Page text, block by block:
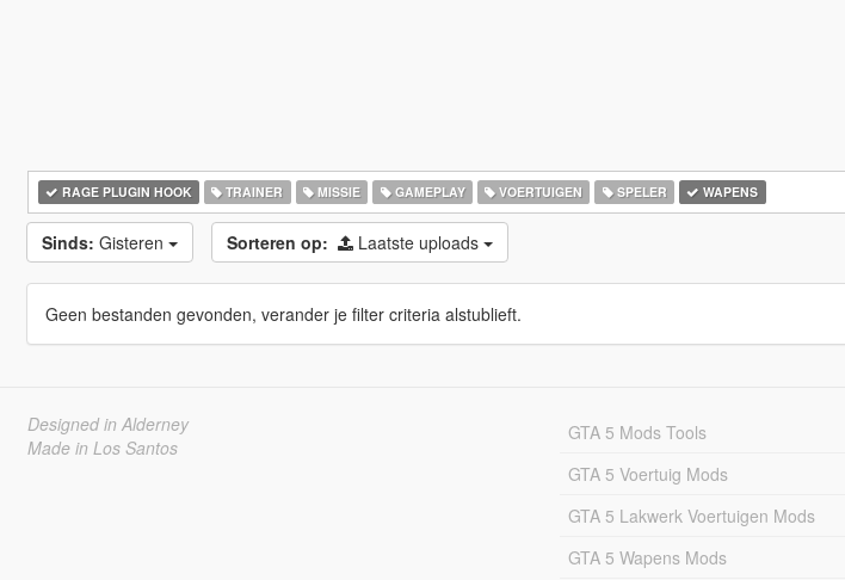
RAGE PLUGIN HOOK TRAINER MISSIE GAMEPLAY VOERTUIGEN SPELER WAPENS
Sinds: Gisteren Sorteren op: Laatste uploads
Geen bestanden gevonden, verander je filter criteria alstublieft.
Designed in Alderney
Made in Los Santos
GTA 5 Mods Tools
GTA 5 Voertuig Mods
GTA 5 Lakwerk Voertuigen Mods
GTA 5 Wapens Mods